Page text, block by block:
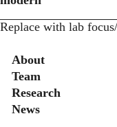
Replace with lab
Secondary menu
About
Team
Research
News